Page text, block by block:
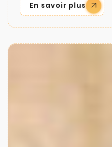
En savoir plus